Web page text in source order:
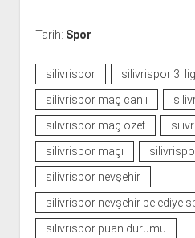
Tarih: Spor
silivrispor silivrispor 3. lig
silivrispor maç canlı
silivrispor maç özet
silivrispor maçı
silivrispor nevşehir
silivrispor nevşehir belediye
silivrispor puan durumu